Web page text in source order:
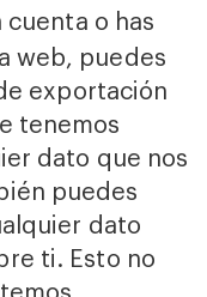
cuenta o has
web, puedes
exportación
tenemos
dato que nos
puedes
dato
ti. Esto no